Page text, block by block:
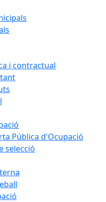
i contractual
Pública d'Ocupació
selecció